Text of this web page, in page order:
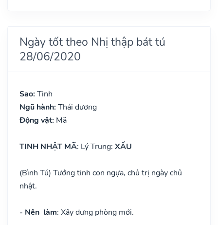
Ngày tốt theo Nhị thập bát tú
28/06/2020
Sao: Tinh
Ngũ hành: Thái dương
Động vật: Mã
TINH NHẬT MÃ: Lý Trung: XẤU
(Bình Tú) Tướng tinh con ngựa, chủ trị ngày chủ
nhật.
- Nên làm: Xây dựng phòng mới.